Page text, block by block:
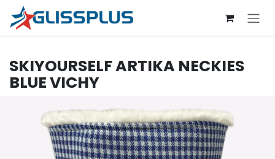
Se rendre au contenu
SKIYOURSELFARTIKA NECKIES
BLUE VICHY